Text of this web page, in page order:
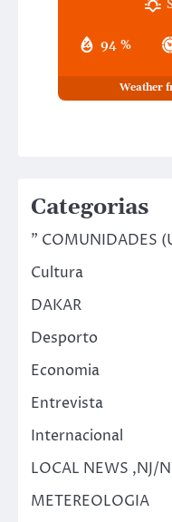
94 %
Weather
Categorias
" COMUNIDADES
Cultura
DAKAR
Desporto
Economia
Entrevista
Internacional
LOCAL NEWS ,NJ/
METEREOLOGIA